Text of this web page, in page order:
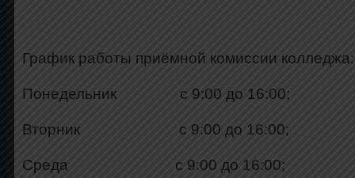
График работы приёмной комиссии колледжа:
Понедельник с 9:00 до 16:00;
Вторник с 9:00 до 16:00;
Среда с 9:00 до 16:00;